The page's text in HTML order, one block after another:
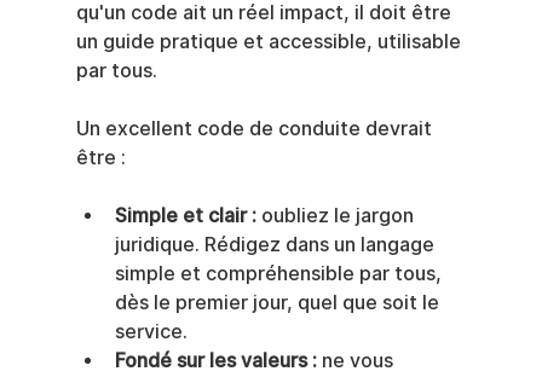
qu'un code ait un réel impact, il doit être
un guide pratique et accessible, utilisable
par tous.
Un excellent code de conduite devrait
être :
Simple et clair : oubliez le jargon
juridique. Rédigez dans un langage
simple et compréhensible par tous,
dès le premier jour, quel que soit le
service.
Fondé sur les valeurs : ne vous